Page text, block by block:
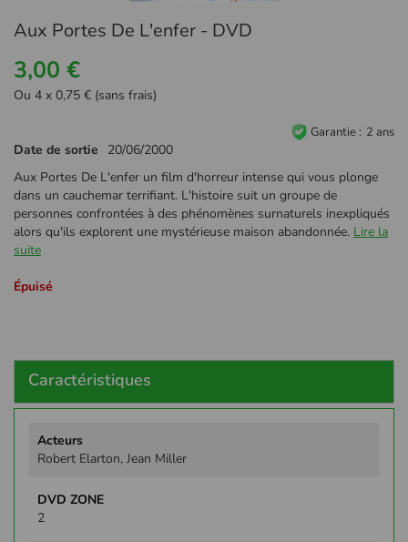
au
de
la
Galerie
Aux Portes De L'enfer - DVD
3,00 €
Ou 4 x 0,75 € (sans frais)
Garantie 2 ans
Date de sortie
20/06/2000
Aux Portes De L'enfer un film d'horreur intense qui vous plonge
dans un cauchemar terrifiant. L'histoire suit un groupe de
personnes confrontées à des phénomènes surnaturels inexpliqués
alors qu'ils explorent une mystérieuse maison abandonnée. Lire la
suite
Épuisé
Caractéristiques
d'infos
Robert Elarton, Jean Miller
2